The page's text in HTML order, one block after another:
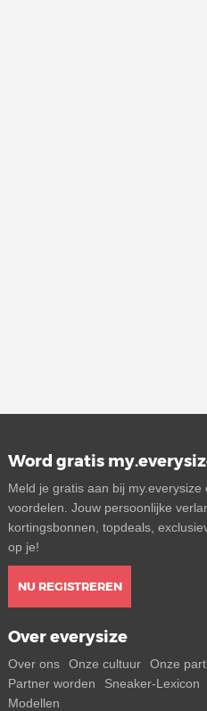
Word gratis
Meld je gratis aan bij
voordelen. Jouw persoonlijke
kortingsbonnen, topdeals,
op je!
NU REGISTREREN
Over everysize
Over ons Onze cultuur Onze
Partner worden
Sneaker-Lexicon
Modellen